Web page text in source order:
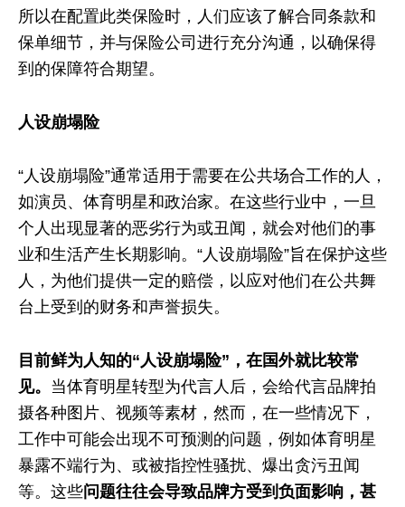
所以在配置此类保险时，人们应该了解合同条款和
保单细节，并与保险公司进行充分沟通，以确保得
到的保障符合期望。
人设崩塌险
“人设崩塌险”通常适用于需要在公共场合工作的人，
如演员、体育明星和政治家。在这些行业中，一旦
个人出现显著的恶劣行为或丑闻，就会对他们的事
业和生活产生长期影响。“人设崩塌险”旨在保护这些
人，为他们提供一定的赔偿，以应对他们在公共舞
台上受到的财务和声誉损失。
目前鲜为人知的“人设崩塌险”，在国外就比较常
见。 当体育明星转型为代言人后，会给代言品牌拍
摄各种图片、视频等素材，然而，在一些情况下，
工作中可能会出现不可预测的问题，例如体育明星
暴露不端行为、或被指控性骚扰、爆出贪污丑闻
等。这些问题往往会导致品牌方受到负面影响，甚